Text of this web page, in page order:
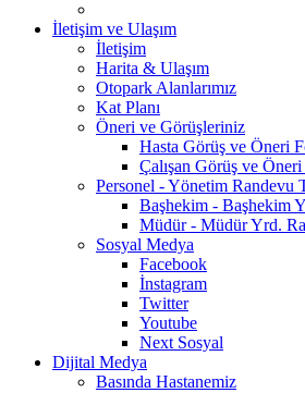
İletişim ve Ulaşım
İletişim
Harita & Ulaşım
Otopark Alanlarımız
Kat Planı
Öneri ve Görüşleriniz
Hasta Görüş ve Öneri
Çalışan Görüş ve
Personel - Yönetim Randevu
Başhekim - Başhekim
Müdür - Müdür Yrd.
Sosyal Medya
Facebook
İnstagram
Twitter
Youtube
Next Sosyal
Dijital Medya
Basında Hastanemiz